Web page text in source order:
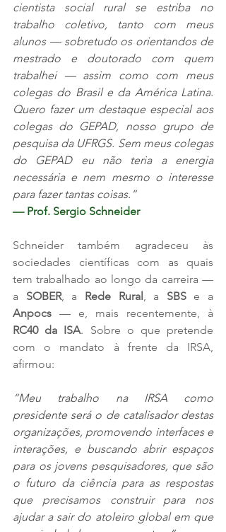
cientista social rural se estriba no
trabalho coletivo, tanto com meus
alunos — sobretudo os orientandos de
mestrado e doutorado com quem
trabalhei — assim como com meus
colegas do Brasil e da América Latina.
Quero fazer um destaque especial aos
colegas do GEPAD, nosso grupo de
pesquisa da UFRGS. Sem meus colegas
do GEPAD eu não teria a energia
necessária e nem mesmo o interesse
para fazer tantas coisas.”
— Prof. Sergio Schneider
Schneider também agradeceu às
sociedades científicas com as quais
tem trabalhado ao longo da carreira —
a SOBER, a Rede Rural, a SBS
Anpocs
RC40 da ISA. Sobre o que pretende
com o mandato à frente da IRSA,
afirmou:
“Meu trabalho na IRSA como
presidente será o de catalisador destas
organizações, promovendo interfaces e
interações, e buscando abrir espaços
para os jovens pesquisadores, que são
o futuro da ciência para as respostas
que precisamos construir para nos
ajudar a sair do atoleiro global em que